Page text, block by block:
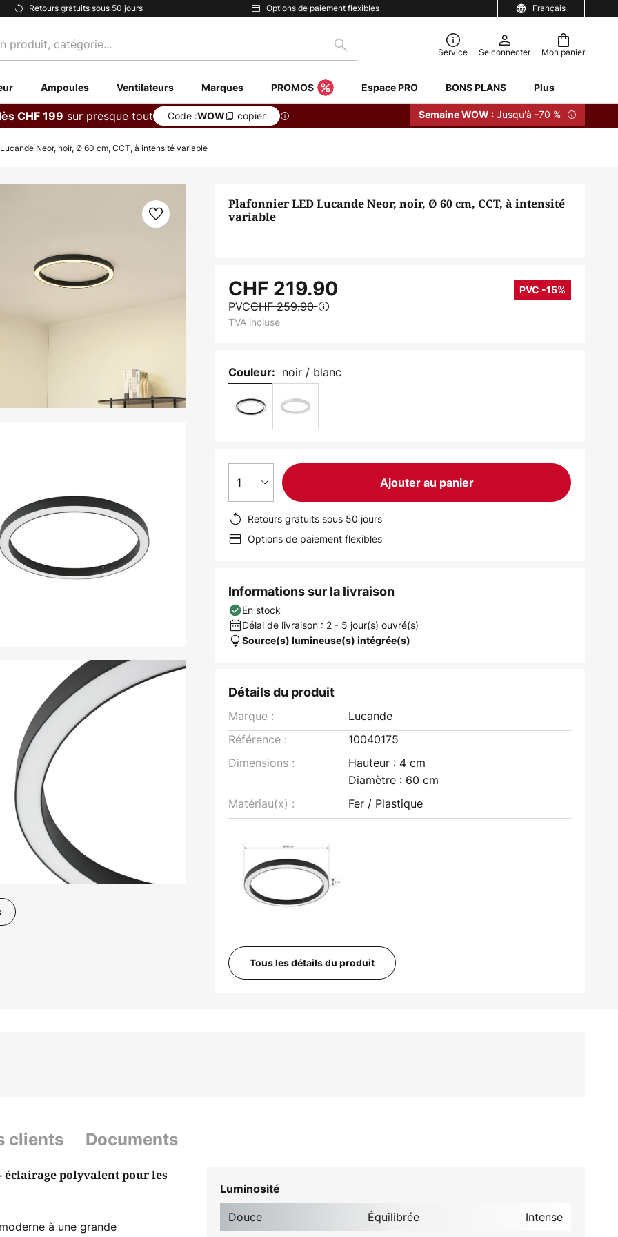
Français
Retours gratuits sous 50 jours Options de paiement flexibles
Mon panier
Rechercher Service Se connecter
Ampoules Ventilateurs Marques PROMOS Espace PRO BONS PLANS Plus
CHF 199 sur presque tout Code :WOW copier Semaine WOW : Jusqu'à -70 %
Neor, noir, Ø 60 cm, CCT, à intensité variable
Plafonnier LED Lucande Neor, noir, Ø 60 cm, CCT, à intensité
variable
CHF 219.90 PVC -15%
PVCCHF 259.90
TVA incluse
Couleur: noir / blanc
1 Ajouter au panier
Retours gratuits sous 50 jours
Options de paiement flexibles
Informations sur la livraison
En stock
Délai de livraison : 2 - 5 jour(s) ouvré(s)
Source(s) lumineuse(s) intégrée(s)
Détails du produit
Marque :
Lucande
Référence :
10040175
Dimensions :
Hauteur : 4 cm
Diamètre : 60 cm
Matériau(x) :
Fer / Plastique
Tous les détails du produit
clients Documents
polyvalent pour les
à une grande
Luminosité
Douce Équilibrée Intense